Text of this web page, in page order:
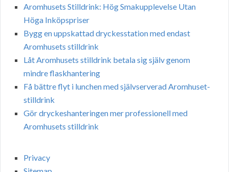
Aromhusets Stilldrink: Hög Smakupplevelse Utan
Höga Inköpspriser
Bygg en uppskattad dryckesstation med endast
Aromhusets stilldrink
Låt Aromhusets stilldrink betala sig själv genom
mindre flaskhantering
Få bättre flyt i lunchen med självserverad Aromhuset-
stilldrink
Gör dryckeshanteringen mer professionell med
Aromhusets stilldrink
Privacy